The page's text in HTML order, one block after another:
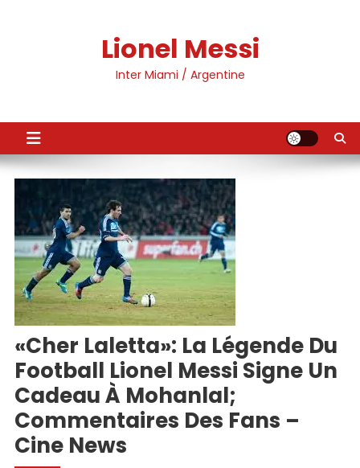
Lionel Messi
Inter Miami / Argentine
«Cher Laletta»: La Légende Du
Football Lionel Messi Signe Un
Cadeau À Mohanlal;
Commentaires Des Fans –
Cine News